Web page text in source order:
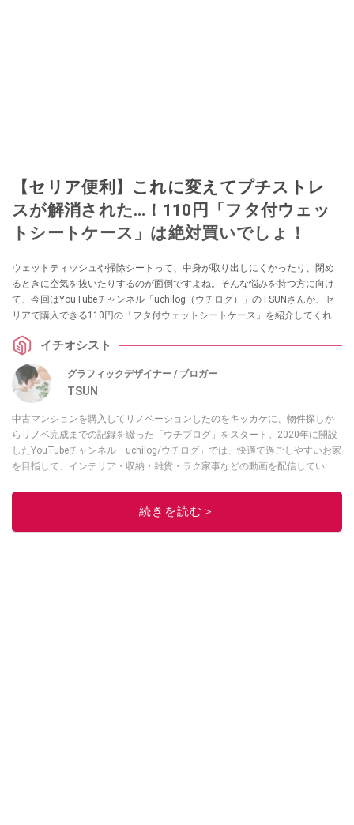
【セリア便利】これに変えてプチストレ
スが解消された…！110円「フタ付ウェッ
トシートケース」は絶対買いでしょ！
ウェットティッシュや掃除シートって、中身が取り出しにくかったり、閉め
るときに空気を抜いたりするのが面倒ですよね。そんな悩みを持つ方に向け
て、今回はYouTubeチャンネル「uchilog（ウチログ）」のTSUNさんが、セ
リアで購入できる110円の「フタ付ウェットシートケース」を紹介してくれま
ください。イチオシスト
グラフィックデザイナー / ブロガー
TSUN
中古マンションを購入してリノベーションしたのをキッカケに、物件探しか
らリノベ完成までの記録を綴った「ウチブログ」をスタート。2020年に開設
したYouTubeチャンネル「uchilog/ウチログ」では、快適で過ごしやすいお家
を目指して、インテリア・収納・雑貨・ラク家事などの動画を配信してい
匹。・第9回ESSEインテリアグランプリ審査員賞受賞・リノベりす2016年リ
続きを読む＞